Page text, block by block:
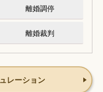
離婚調停
離婚裁判
レーション